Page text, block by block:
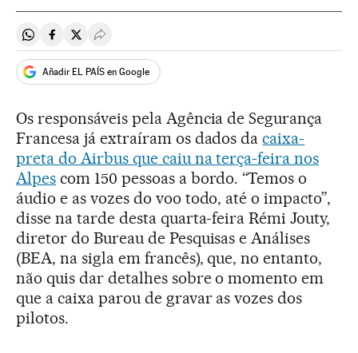
Compartir en Whatsapp
Compartir en Facebook
Compartir en Twitter
Desplegar Redes Sociales
Añadir EL PAÍS en Google
Os responsáveis pela Agência de Segurança
Francesa já extraíram os dados dacaixa-
preta do Airbus que caiu na terça-feira nos
Alpescom 150 pessoas a bordo. “Temos o
áudio e as vozes do voo todo, até o impacto”,
disse na tarde desta quarta-feira Rémi Jouty,
diretor do Bureau de Pesquisas e Análises
(BEA, na sigla em francês), que, no entanto,
não quis dar detalhes sobre o momento em
que a caixa parou de gravar as vozes dos
pilotos.